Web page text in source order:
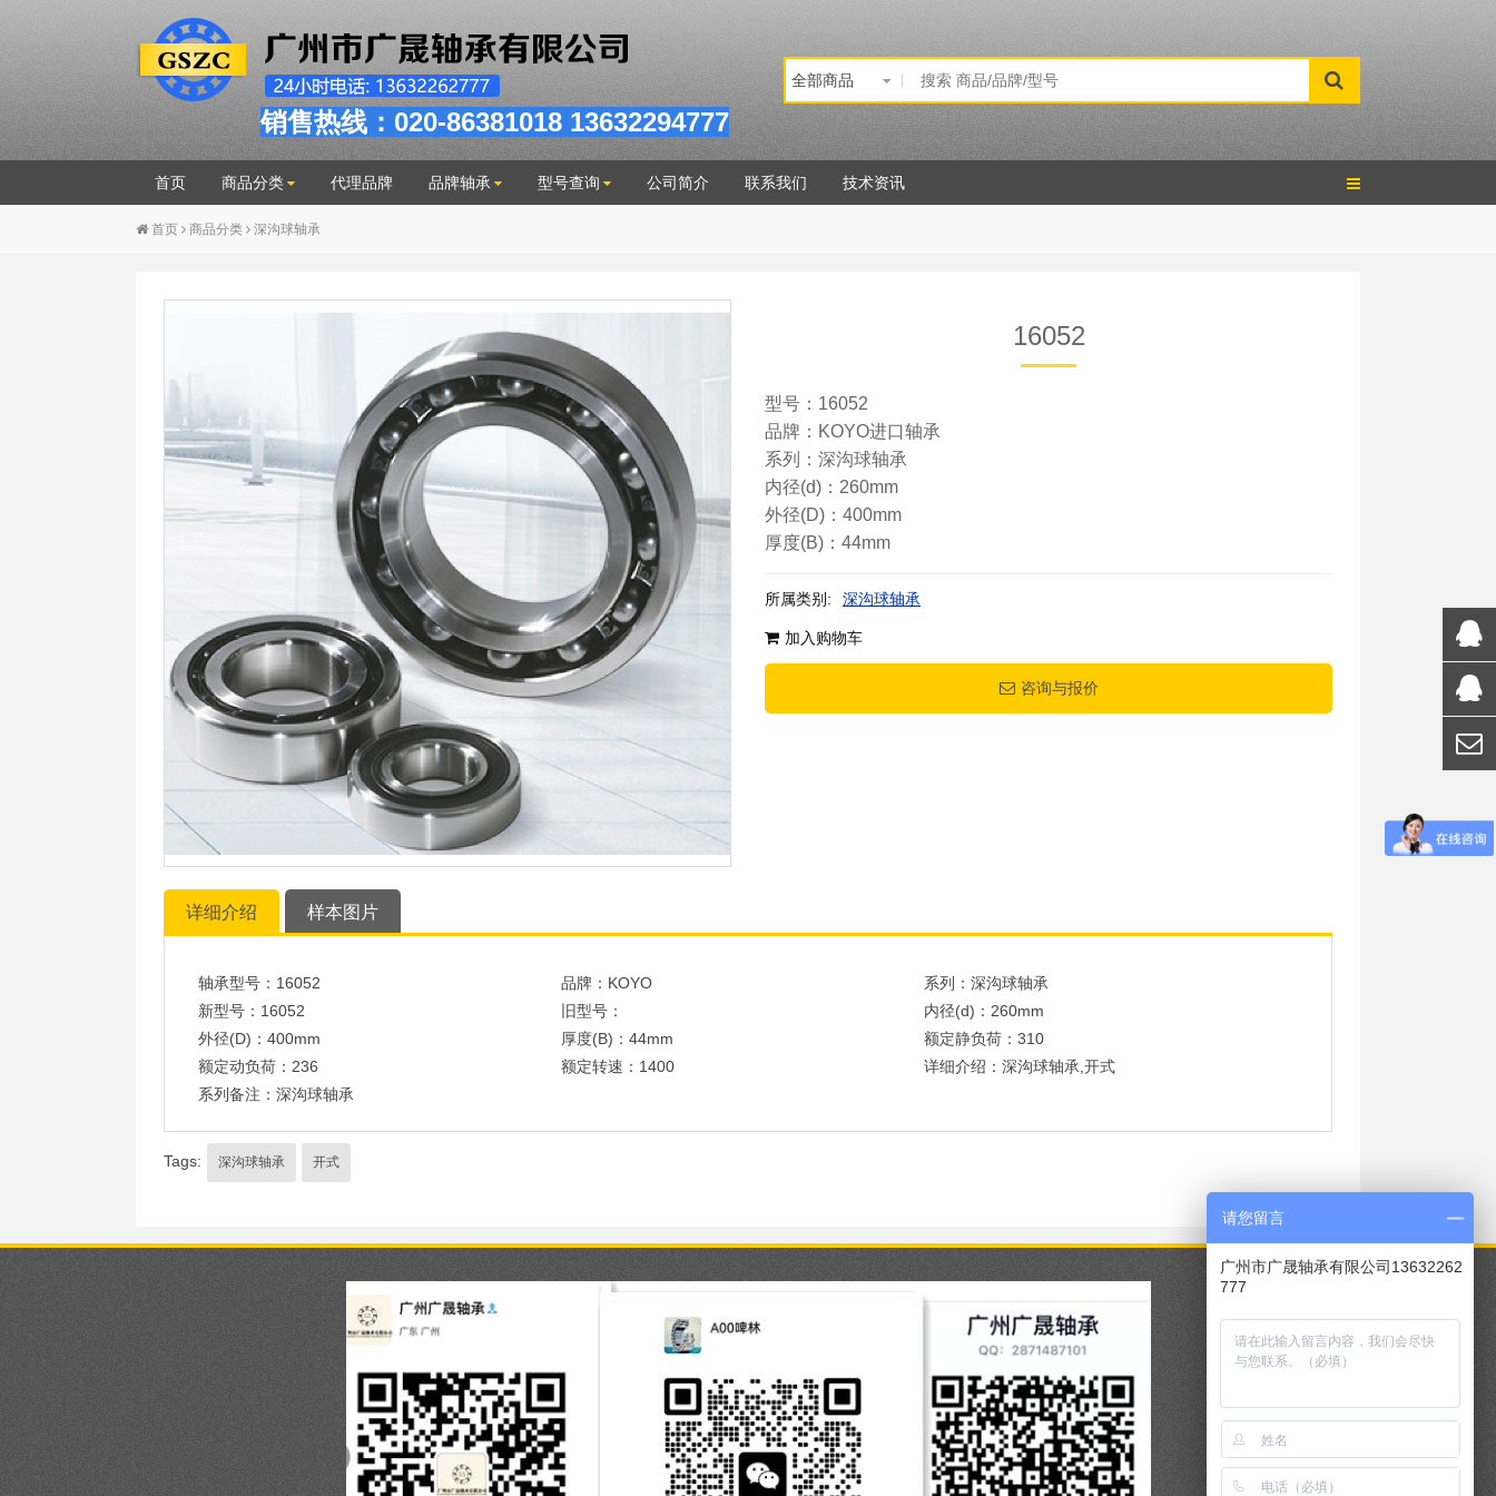
销售热线：020-86381018 13632294777
首页 商品分类 代理品牌 品牌轴承 型号查询 公司简介 联系我们 技术资讯
首页 商品分类 深沟球轴承
16052
型号：16052
品牌：KOYO进口轴承
系列：深沟球轴承
内径(d)：260mm
外径(D)：400mm
厚度(B)：44mm
所属类别: 深沟球轴承
加入购物车
咨询与报价
详细介绍 样本图片
轴承型号：16052 品牌：KOYO
系列：深沟球轴承
新型号：16052
旧型号：
内径(d)：260mm
外径(D)：400mm
厚度(B)：44mm
额定静负荷：310
额定动负荷：236
额定转速：1400
详细介绍：深沟球轴承,开式
系列备注：深沟球轴承
Tags: 深沟球轴承 开式
请您留言
广州市广晟轴承有限公司13632262
777